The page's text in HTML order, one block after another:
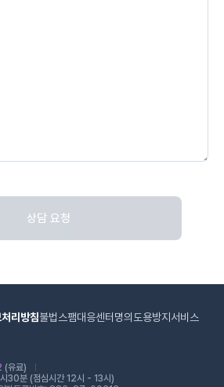
상담 요청
리방침불법스팸대응센터 명의도용방지서비스
(유료)
30분 (점심시간 12시 - 13시)